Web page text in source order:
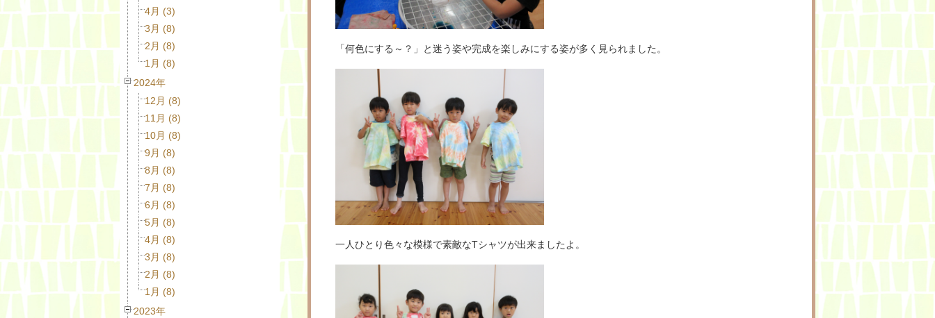
4月 (3)
3月 (8)
2月 (8)
1月 (8)
2024年
12月 (8)
11月 (8)
10月 (8)
9月 (8)
8月 (8)
7月 (8)
6月 (8)
5月 (8)
4月 (8)
3月 (8)
2月 (8)
1月 (8)
2023年
「何色にする～？」と迷う姿や完成を楽しみにする姿が多く見られました。
一人ひとり色々な模様で素敵なTシャツが出来ましたよ。